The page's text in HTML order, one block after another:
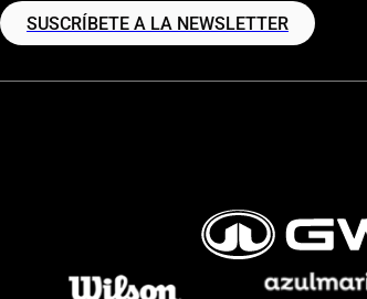
SUSCRÍBETE A LA NEWSLETTER